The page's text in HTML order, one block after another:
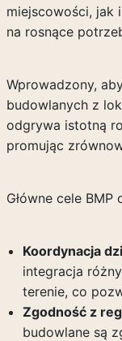
miejscowości, jak
na rosnące
Wprowadzony,
budowlanych z
odgrywa istotną
promując
Główne cele BMP
Koordynacja
integracja
terenie, co
Zgodność z
budowlane są